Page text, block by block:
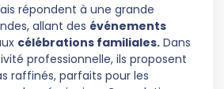
répondent à une grande
allant des événements
célébrations familiales. Dans
professionnelle, ils proposent
raffinés, parfaits pour les